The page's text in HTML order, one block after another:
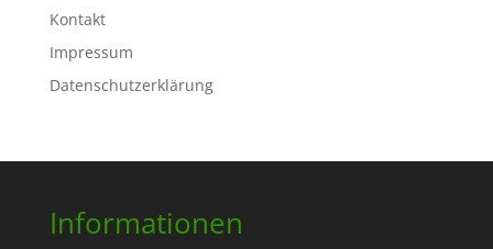
Kontakt
Impressum
Datenschutzerklärung
Informationen